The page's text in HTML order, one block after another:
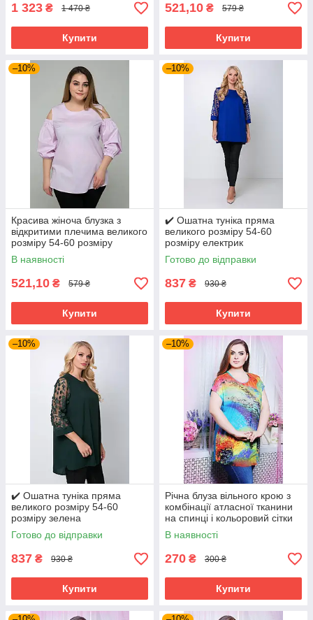
1 323 ₴ 1 470 ₴
Купити
521,10 ₴ 579 ₴
Купити
–10%
Красива жіноча блузка з
відкритими плечима великого
розміру 54-60 розміру
бузкова
В наявності
521,10 ₴ 579 ₴
Купити
–10%
✔️ Ошатна туніка пряма
великого розміру 54-60
розміру електрик
Готово до відправки
837 ₴ 930 ₴
Купити
–10%
✔️ Ошатна туніка пряма
великого розміру 54-60
розміру зелена
Готово до відправки
837 ₴ 930 ₴
Купити
–10%
Річна блуза вільного крою з
комбінації атласної тканини
на спинці і кольоровий сітки
великого розміру 52-62
В наявності
270 ₴ 300 ₴
Купити